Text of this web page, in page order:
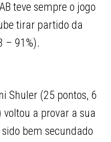
teve sempre o jogo
tirar partido da
– 91%).
Shuler (25 pontos, 6
a provar a sua
bem secundado